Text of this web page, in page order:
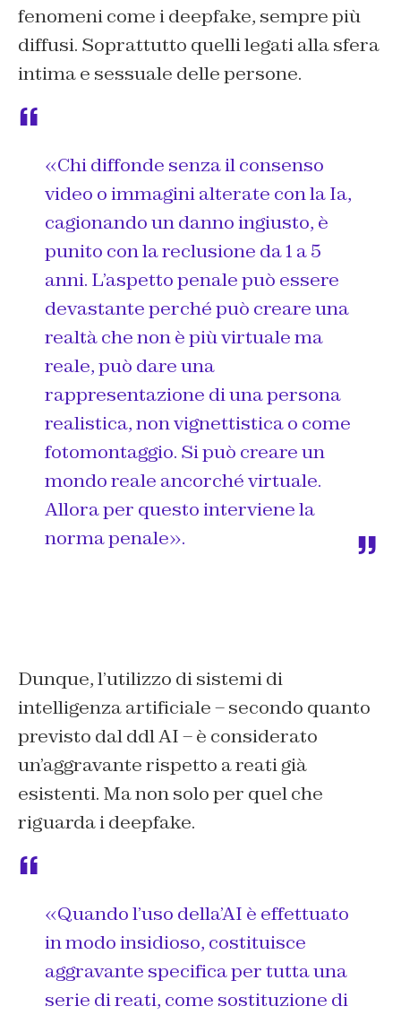
fenomeni come i deepfake, sempre più
diffusi. Soprattutto quelli legati alla sfera
intima e sessuale delle persone.
«Chi diffonde senza il consenso
video o immagini alterate con la Ia,
cagionando un danno ingiusto, è
punito con la reclusione da 1 a 5
anni. L’aspetto penale può essere
devastante perché può creare una
realtà che non è più virtuale ma
reale, può dare una
rappresentazione di una persona
realistica, non vignettistica o come
fotomontaggio. Si può creare un
mondo reale ancorché virtuale.
Allora per questo interviene la
norma penale».
Dunque, l’utilizzo di sistemi di
intelligenza artificiale – secondo quanto
previsto dal ddl AI – è considerato
un’aggravante rispetto a reati già
esistenti. Ma non solo per quel che
riguarda i deepfake.
«Quando l’uso della’AI è effettuato
in modo insidioso, costituisce
aggravante specifica per tutta una
serie di reati, come sostituzione di